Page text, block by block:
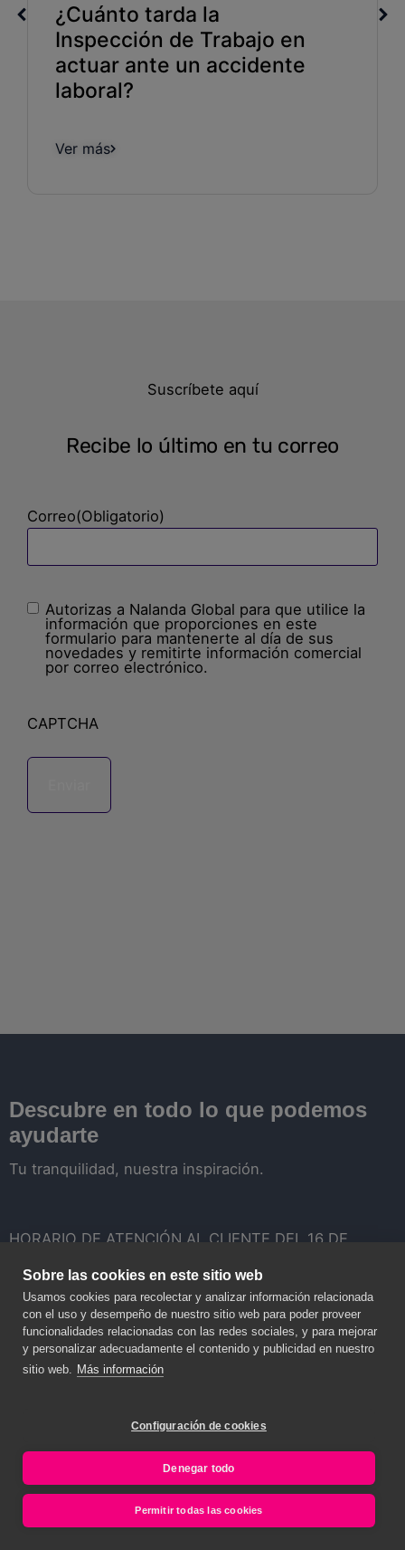
¿Cuánto tarda la
Inspección de Trabajo en
actuar ante un accidente
laboral?
Ver más
Suscríbete aquí
Recibe lo último en tu correo
Correo(Obligatorio)
Sin
nombre(Obligatorio)
Autorizas a Nalanda Global para que utilice la
información que proporciones en este
formulario para mantenerte al día de sus
novedades y remitirte información comercial
por correo electrónico.
CAPTCHA
Descubre en todo lo que podemos
ayudarte
Tu tranquilidad, nuestra inspiración.
HORARIO DE ATENCIÓN AL CLIENTE DEL 16 DE
HORARIO DE ATENCIÓN AL CLIENTE DEL 16 DE
JUNIO AL 15 DE SEPTIEMBRE: Lunes a Viernes de
8:00 a 15:00
Sobre las cookies en este sitio web
Usamos cookies para recolectar y analizar información relacionada
con el uso y desempeño de nuestro sitio web para poder proveer
funcionalidades relacionadas con las redes sociales, y para mejorar
y personalizar adecuadamente el contenido y publicidad en nuestro
sitio web. Más información
Configuración de cookies
Denegar todo
Permitir todas las cookies